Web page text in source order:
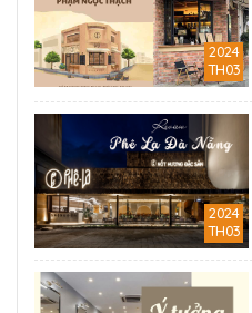
2024
TH03
2024
TH03